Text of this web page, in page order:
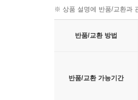
※ 상품 설명에 반품/교환과
반품/교환 방법
반품/교환 가능기간